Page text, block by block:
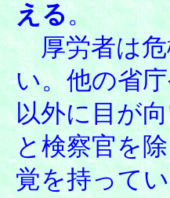
える。
厚労者は危
い。他の省
以外に目が
と検察官を
覚を持って